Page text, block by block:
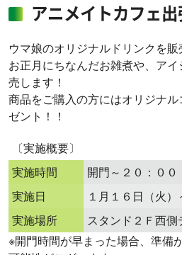
アニメイトカフェ
ウマ娘のオリジナルドリンクを販
お正月にちなんだお雑煮や、ア
売します！
商品をご購入の方にはオリジナ
ゼント！！
〔実施概要〕
実施時間
開門～２０：００
実施日
１月１６日（火）
実施場所
スタンド２Ｆ西側
※開門時間が早まった場合、準備